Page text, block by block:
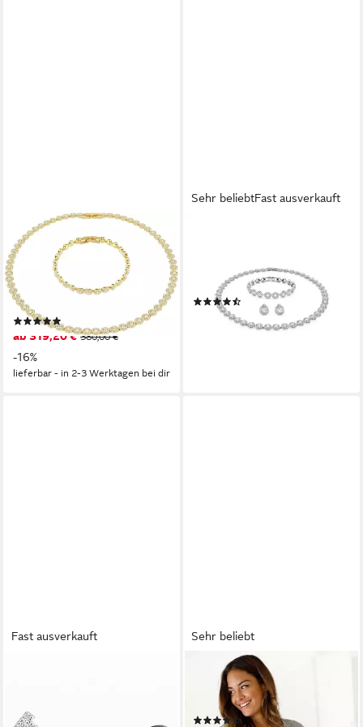
SWAROVSKI
Ketten und Armband Set
Multipack Schmuck Geschenk
Una Angelic (Set, 2-tlg., inkl.
Schmuckbox), mit Swarovski®
Kristall
(14)
ab 319,20 € 380,00 €
-16%
lieferbar - in 2-3 Werktagen bei dir
Sehr beliebtFast ausverkauft
4-tlg), mit Swarovski®
Kristallen
(34)
ab 378,00 € 450,00 €
Fast ausverkauft
Silber Verstellbar Wasserfest
Sehr beliebt
S.OLIVER
Shorty (Set, 2 tlg) mit
Streifen Muster
(115)